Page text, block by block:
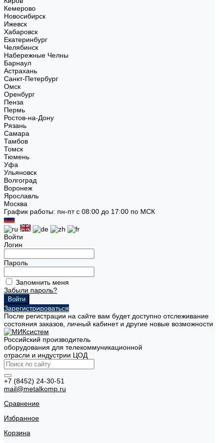
Кемерово
Новосибирск
Ижевск
Хабаровск
Екатеринбург
Челябинск
Набережные Челны
Барнаул
Астрахань
Санкт-Петербург
Омск
Оренбург
Пенза
Пермь
Ростов-на-Дону
Рязань
Самара
Тамбов
Томск
Тюмень
Уфа
Ульяновск
Волгоград
Воронеж
Ярославль
Москва
График работы: пн-пт с 08:00 до 17:00 по МСК
Войти
Логин
Пароль
Запомнить меня
Забыли пароль?
Зарегистрироваться
После регистрации на сайте вам будет доступно отслеживание
состояния заказов, личный кабинет и другие новые возможности
Российский производитель
оборудования для телекоммуникационной
отрасли и индустрии ЦОД
+7 (8452) 24-30-51
mail@metalkomp.ru
Сравнение
Избранное
Корзина